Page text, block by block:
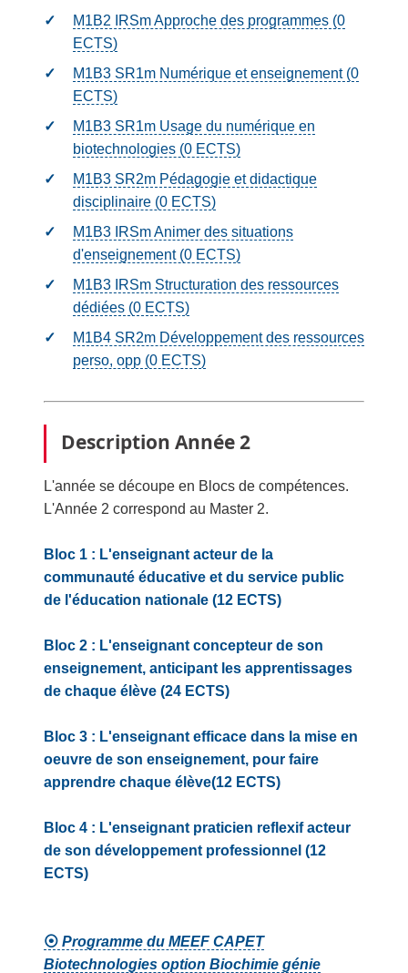
M1B2 IRSm Approche des programmes (0
ECTS)
M1B3 SR1m Numérique et enseignement (0
ECTS)
M1B3 SR1m Usage du numérique en
biotechnologies (0 ECTS)
M1B3 SR2m Pédagogie et didactique
disciplinaire (0 ECTS)
M1B3 IRSm Animer des situations
d'enseignement (0 ECTS)
M1B3 IRSm Structuration des ressources
dédiées (0 ECTS)
M1B4 SR2m Développement des ressources
perso, opp (0 ECTS)
Description Année 2
L'année se découpe en Blocs de compétences.
L'Année 2 correspond au Master 2.
Bloc 1 : L'enseignant acteur de la
communauté éducative et du service public
de l'éducation nationale (12 ECTS)
Bloc 2 : L'enseignant concepteur de son
enseignement, anticipant les apprentissages
de chaque élève (24 ECTS)
Bloc 3 : L'enseignant efficace dans la mise en
oeuvre de son enseignement, pour faire
apprendre chaque élève(12 ECTS)
Bloc 4 : L'enseignant praticien reflexif acteur
de son développement professionnel (12
ECTS)
⦿ Programme du MEEF CAPET
Biotechnologies option Biochimie génie